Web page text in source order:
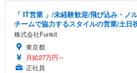
「 IT営業 」/未経験歓迎/飛び込み・ノ
チームで協力するスタイルの営業/土日
株式会社Funkit
東京都
月給27万円～
正社員